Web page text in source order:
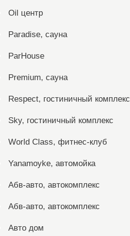
Oil центр
Paradise, сауна
ParHouse
Premium, сауна
Respect, гостиничный комплекс
Sky, гостиничный комплекс
World Class, фитнес-клуб
Yanamoyke, автомойка
Абв-авто, автокомплекс
Абв-авто, автокомплекс
Авто дом